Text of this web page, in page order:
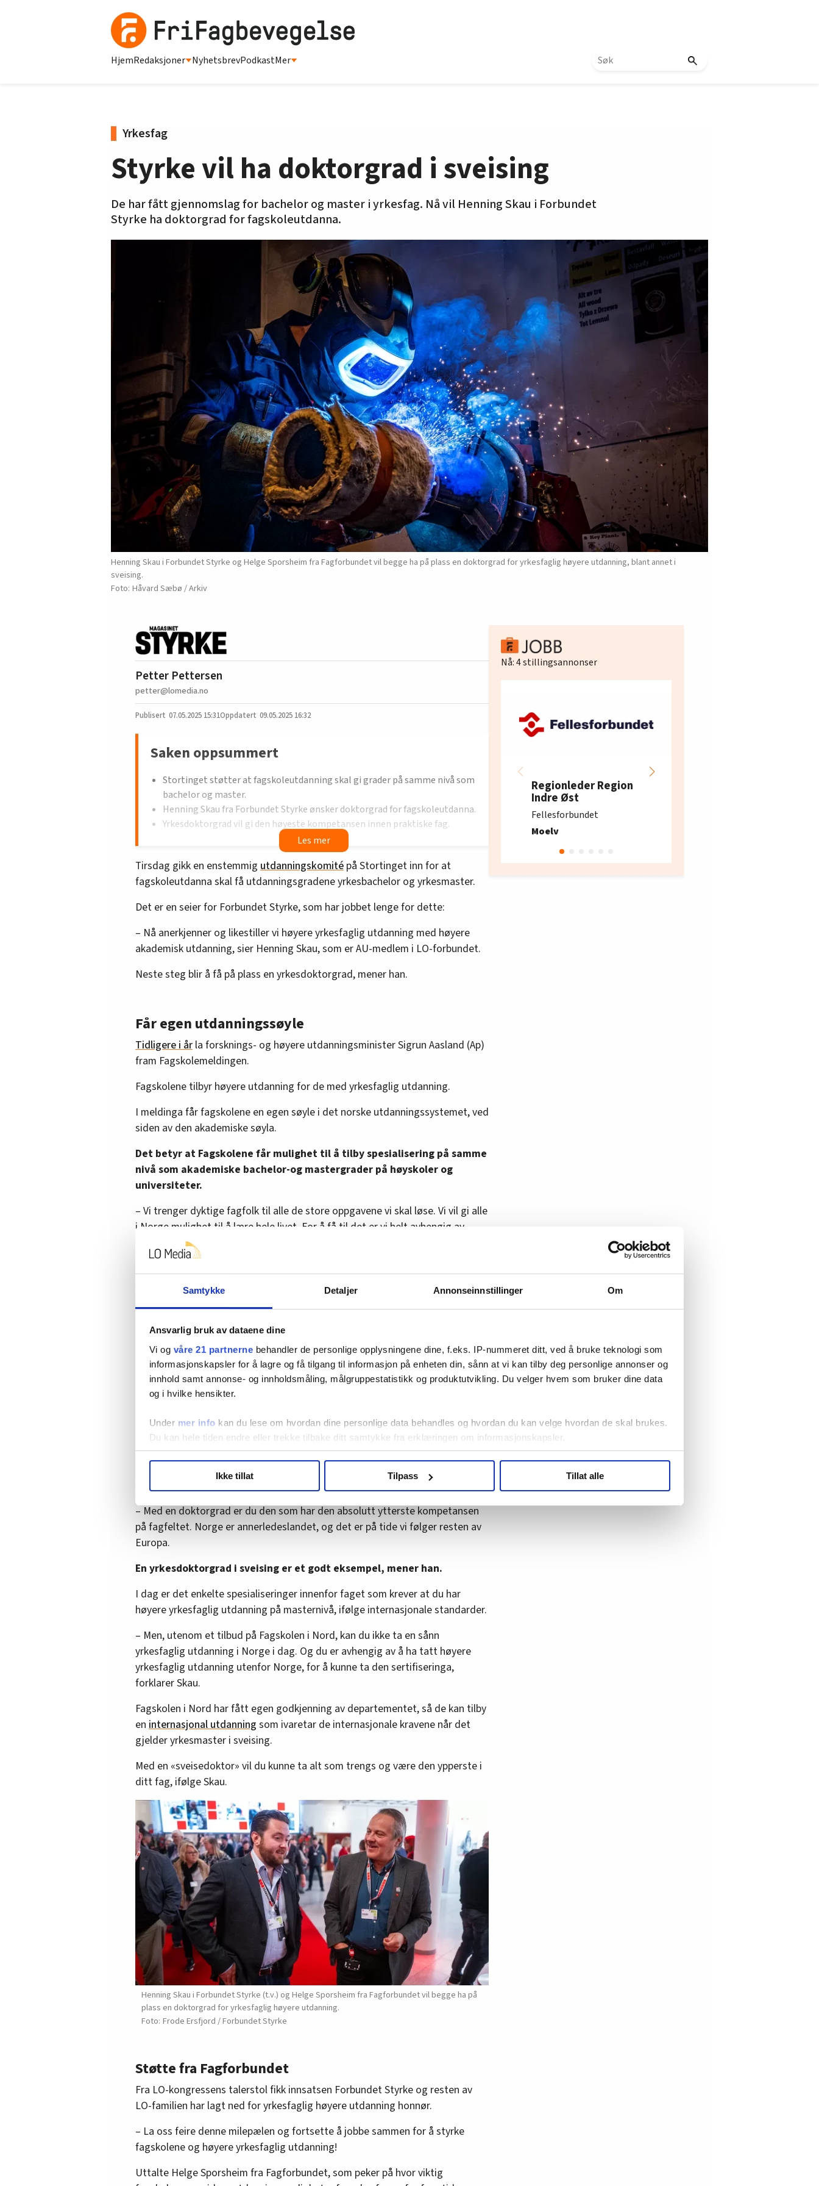
Samtykke Detaljer Annonseinnstillinger Om
Ansvarlig bruk av dataene dine
Vi og våre 21 partnerne behandler de personlige opplysningene dine, f.eks. IP-nummeret ditt, ved å bruke teknologi som
informasjonskapsler for å lagre og få tilgang til informasjon på enheten din, sånn at vi kan tilby deg personlige annonser og
innhold samt annonse- og innholdsmåling, målgruppestatistikk og produktutvikling. Du velger hvem som bruker dine data
og i hvilke hensikter.
Under mer info kan du lese om hvordan dine personlige data behandles og hvordan du kan velge hvordan de skal brukes.
Du kan hele tiden endre eller trekke tilbake ditt samtykke fra erklæringen om informasjonskapsler.
hvordan våre nettsider blir brukt slik at vi tilby relevant innhold, tilpassede annonser og utarbeide statistikk.
annonsering. Disse er angitt i oversikten lengre ned på denne siden.
Ikke tillat Tilpass Tillat alle
HjemRedaksjoner NyhetsbrevPodkastMer
Yrkesfag
Styrke vil ha doktorgrad i sveising
De har fått gjennomslag for bachelor og master i yrkesfag. Nå vil Henning Skau i Forbundet
Styrke ha doktorgrad for fagskoleutdanna.
Henning Skau i Forbundet Styrke og Helge Sporsheim fra Fagforbundet vil begge ha på plass en doktorgrad for yrkesfaglig høyere utdanning, blant annet i
sveising.
Håvard Sæbø / Arkiv
Petter Pettersen
petter@lomedia.no
07.05.2025 15:31 09.05.2025 16:32
Saken oppsummert
Stortinget støtter at fagskoleutdanning skal gi grader på samme nivå som
bachelor og master.
Henning Skau fra Forbundet Styrke ønsker doktorgrad for fagskoleutdanna.
Yrkesdoktorgrad vil gi den høyeste kompetansen innen praktiske fag.
Skau mener det kan ta 20 år før doktorgrad er på plass.
Tirsdag gikk en enstemmig utdanningskomité på Stortinget inn for at
fagskoleutdanna skal få utdanningsgradene yrkesbachelor og yrkesmaster.
Det er en seier for Forbundet Styrke, som har jobbet lenge for dette:
– Nå anerkjenner og likestiller vi høyere yrkesfaglig utdanning med høyere
akademisk utdanning, sier Henning Skau, som er AU-medlem i LO-forbundet.
Neste steg blir å få på plass en yrkesdoktorgrad, mener han.
Får egen utdanningssøyle
Tidligere i år la forsknings- og høyere utdanningsminister Sigrun Aasland (Ap)
fram Fagskolemeldingen.
Fagskolene tilbyr høyere utdanning for de med yrkesfaglig utdanning.
I meldinga får fagskolene en egen søyle i det norske utdanningssystemet, ved
siden av den akademiske søyla.
Det betyr at Fagskolene får mulighet til å tilby spesialisering på samme
nivå som akademiske bachelor-og mastergrader på høyskoler og
universiteter.
– Vi trenger dyktige fagfolk til alle de store oppgavene vi skal løse. Vi vil gi alle
i Norge mulighet til å lære hele livet. For å få til det er vi helt avhengig av
fagskolene. De er tett på arbeidslivet, med praksisnære og korte utdanninger
som passer ulike livsfaser, sier Aasland i en e-post.
Hun viser videre til at Arbeiderpartiet derfor har sørget for 2 000 nye
studieplasser til fagskolene, og vil fortsette økningen. Hun det er en historisk
– Vi skal se hva vi kan kalle de nye gradene slik at de kan gi en god beskrivelse
av hva man har lært. Derfor er det litt tidlig å snakke om en doktorgrad nå.
Det viktigste er uansett innholdet i utdanningene – ikke navn på graden.
«Sveisedoktor» er et godt eksempel
Men hva betyr egentlig en yrkesfaglig bachelor-, master- eller doktorgrad?
En yrkesdoktor handler om å gå dypere inn i den faglige og praktiske
kompetansen, ifølge Skau:
– Med en doktorgrad er du den som har den absolutt ytterste kompetansen
på fagfeltet. Norge er annerledeslandet, og det er på tide vi følger resten av
Europa.
En yrkesdoktorgrad i sveising er et godt eksempel, mener han.
I dag er det enkelte spesialiseringer innenfor faget som krever at du har
høyere yrkesfaglig utdanning på masternivå, ifølge internasjonale standarder.
– Men, utenom et tilbud på Fagskolen i Nord, kan du ikke ta en sånn
yrkesfaglig utdanning i Norge i dag. Og du er avhengig av å ha tatt høyere
yrkesfaglig utdanning utenfor Norge, for å kunne ta den sertifiseringa,
forklarer Skau.
Fagskolen i Nord har fått egen godkjenning av departementet, så de kan tilby
en internasjonal utdanning som ivaretar de internasjonale kravene når det
gjelder yrkesmaster i sveising.
Med en «sveisedoktor» vil du kunne ta alt som trengs og være den ypperste i
ditt fag, ifølge Skau.
Henning Skau i Forbundet Styrke (t.v.) og Helge Sporsheim fra Fagforbundet vil begge ha på
plass en doktorgrad for yrkesfaglig høyere utdanning.
Frode Ersfjord / Forbundet Styrke
Støtte fra Fagforbundet
Fra LO-kongressens talerstol fikk innsatsen Forbundet Styrke og resten av
LO-familien har lagt ned for yrkesfaglig høyere utdanning honnør.
– La oss feire denne milepælen og fortsette å jobbe sammen for å styrke
fagskolene og høyere yrkesfaglig utdanning!
Uttalte Helge Sporsheim fra Fagforbundet, som peker på hvor viktig
Nå:4stillingsannonser
Regionleder Region
Indre Øst
Fellesforbundet
Moelv